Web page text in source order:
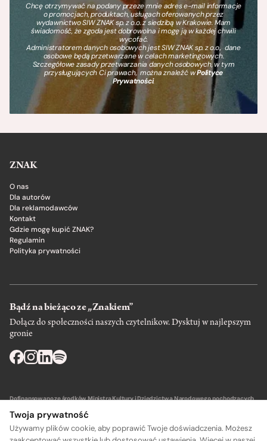
Chcę otrzymywać na podany przeze mnie adres e-mail informacje
o promocjach, produktach, usługach oferowanych przez
wydawnictwo SIW ZNAK sp. z o.o. z siedzibą w Krakowie. Mam
świadomość, że zgoda jest dobrowolna i mogę ją w każdej chwili
wycofać.
Administratorem danych osobowych jest SIW ZNAK sp. z o.o., dane
osobowe będą przetwarzane w celach marketingowych.
Szczegółowe zasady przetwarzania danych osobowych, w tym
przysługujących Ci prawach, można znaleźć wPolityce
Prywatności.
ZNAK
O nas
Dla autorów
Dla reklamodawców
Kontakt
Gdzie mogę kupić ZNAK?
Regulamin
Polityka prywatności
Bądź na bieżąco ze „Znakiem”
Dołącz do społeczności naszych czytelnikow. Dysktuj w najlepszym
gronie
Dofinansowano ze środków Ministra Kultury i Dziedzictwa Narodowego pochodzących
Twoja prywatność
Używamy plików cookie, aby poprawić Twoje doświadczenia. Możesz